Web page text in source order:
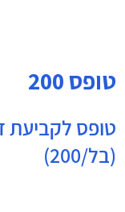
טופס200
טופס לקביעת
(בל/200)